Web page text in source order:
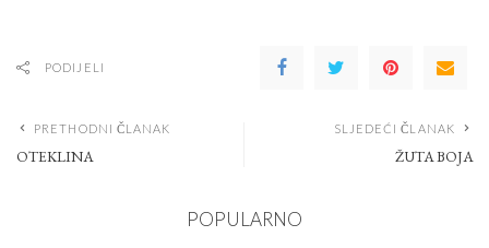
PODIJELI
PRETHODNI ČLANAK
OTEKLINA
SLJEDEĆI ČLANAK
ŽUTA BOJA
POPULARNO